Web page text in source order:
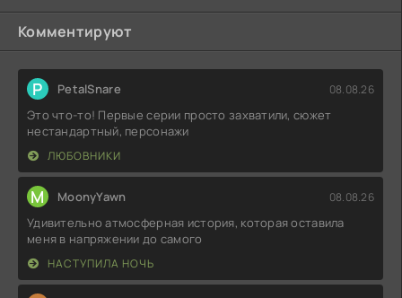
Комментируют
P PetalSnare 08.08.26
Это что-то! Первые серии просто захватили, сюжет
нестандартный, персонажи
ЛЮБОВНИКИ
M MoonyYawn 08.08.26
Удивительно атмосферная история, которая оставила
меня в напряжении до самого
НАСТУПИЛА НОЧЬ